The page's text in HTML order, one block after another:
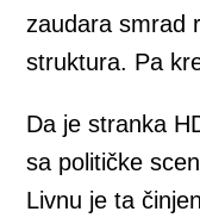
zaudara smrad
struktura. Pa
Da je stranka
sa političke
Livnu je ta